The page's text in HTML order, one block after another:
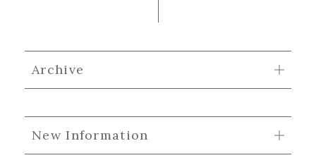
Archive
New Information